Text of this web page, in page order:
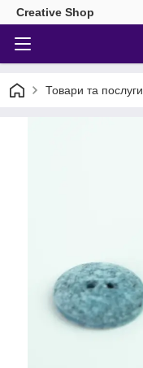
Creative Shop
Товари та послуги